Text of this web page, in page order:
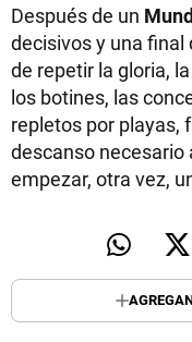
Después de un
decisivos y una final
de repetir la gloria,
los botines, las
repletos por playas,
descanso necesario
empezar, otra vez,